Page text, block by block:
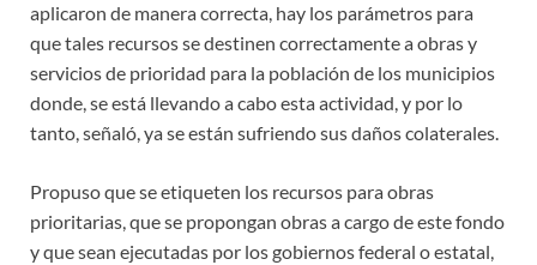
aplicaron de manera correcta, hay los parámetros para
que tales recursos se destinen correctamente a obras y
servicios de prioridad para la población de los municipios
donde, se está llevando a cabo esta actividad, y por lo
tanto, señaló, ya se están sufriendo sus daños colaterales.
Propuso que se etiqueten los recursos para obras
prioritarias, que se propongan obras a cargo de este fondo
y que sean ejecutadas por los gobiernos federal o estatal,